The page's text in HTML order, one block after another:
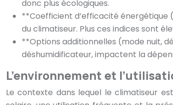
donc plus écologiques.
**Coefficient d’efficacité énergétique
du climatiseur. Plus ces indices sont
**Options additionnelles (mode nuit,
déshumidificateur, impactent la
L’environnement et
Le contexte dans lequel le climatiseur